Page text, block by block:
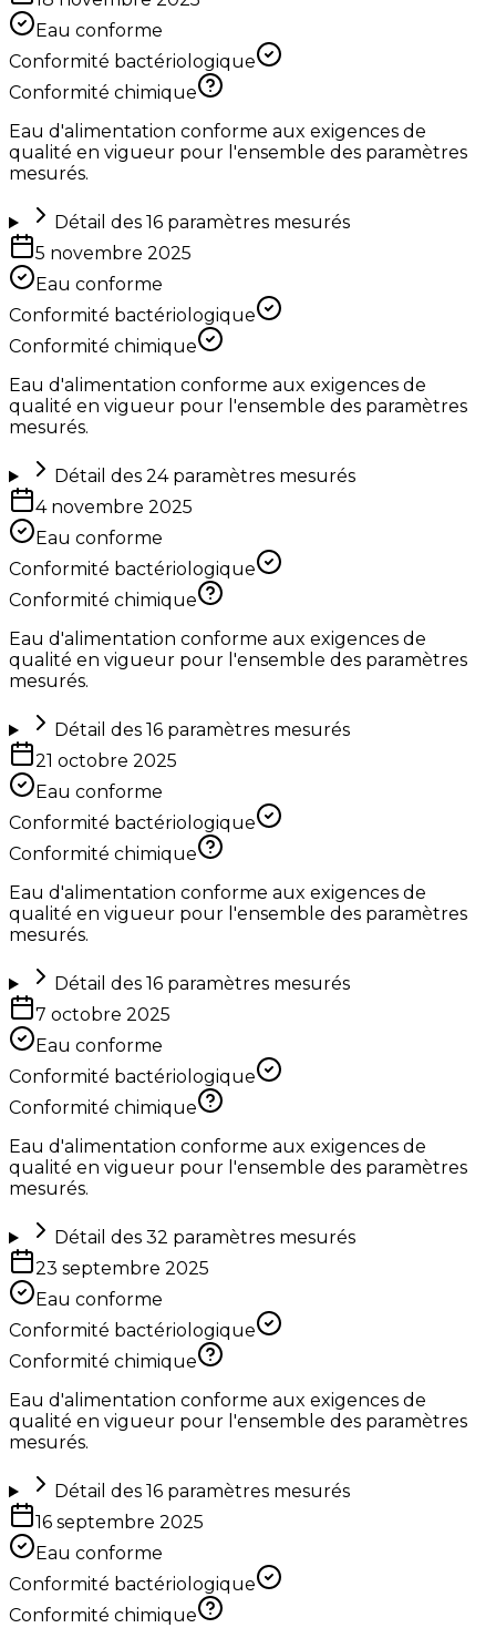
Eau conforme
Conformité bactériologique
Conformité chimique
Eau d'alimentation conforme aux exigences de
qualité en vigueur pour l'ensemble des paramètres
mesurés.
Détail des 16paramètres mesurés
5 novembre 2025
Eau conforme
Conformité bactériologique
Conformité chimique
Eau d'alimentation conforme aux exigences de
qualité en vigueur pour l'ensemble des paramètres
mesurés.
Détail des 24paramètres mesurés
4 novembre 2025
Eau conforme
Conformité bactériologique
Conformité chimique
Eau d'alimentation conforme aux exigences de
qualité en vigueur pour l'ensemble des paramètres
mesurés.
Détail des 16paramètres mesurés
21 octobre 2025
Eau conforme
Conformité bactériologique
Conformité chimique
Eau d'alimentation conforme aux exigences de
qualité en vigueur pour l'ensemble des paramètres
mesurés.
Détail des 16paramètres mesurés
7 octobre 2025
Eau conforme
Conformité bactériologique
Conformité chimique
Eau d'alimentation conforme aux exigences de
qualité en vigueur pour l'ensemble des paramètres
mesurés.
Détail des 32 paramètres mesurés
23 septembre 2025
Eau conforme
Conformité bactériologique
Conformité chimique
Eau d'alimentation conforme aux exigences de
qualité en vigueur pour l'ensemble des paramètres
mesurés.
Détail des 16paramètres mesurés
16 septembre 2025
Eau conforme
Conformité bactériologique
Conformité chimique